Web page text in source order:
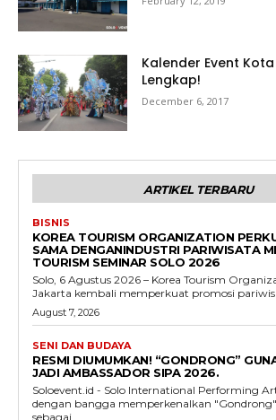
Kalender Event Kota
Lengkap!
December 6, 2017
ARTIKEL TERBARU
BISNIS
KOREA TOURISM ORGANIZATION
SAMA DENGANINDUSTRI PARIWISATA
TOURISM SEMINAR SOLO 2026
Solo, 6 Agustus 2026 – Korea Tourism
Jakarta kembali memperkuat promosi
August 7, 2026
SENI DAN BUDAYA
RESMI DIUMUMKAN! “GONDRONG”
JADI AMBASSADOR SIPA 2026.
Soloevent.id - Solo International Performing
dengan bangga memperkenalkan
sebagai...